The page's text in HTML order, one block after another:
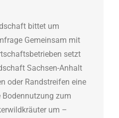
bittet um
Gemeinsam mit
setzt
Sachsen-Anhalt
oder Randstreifen eine
Bodennutzung zum
um –